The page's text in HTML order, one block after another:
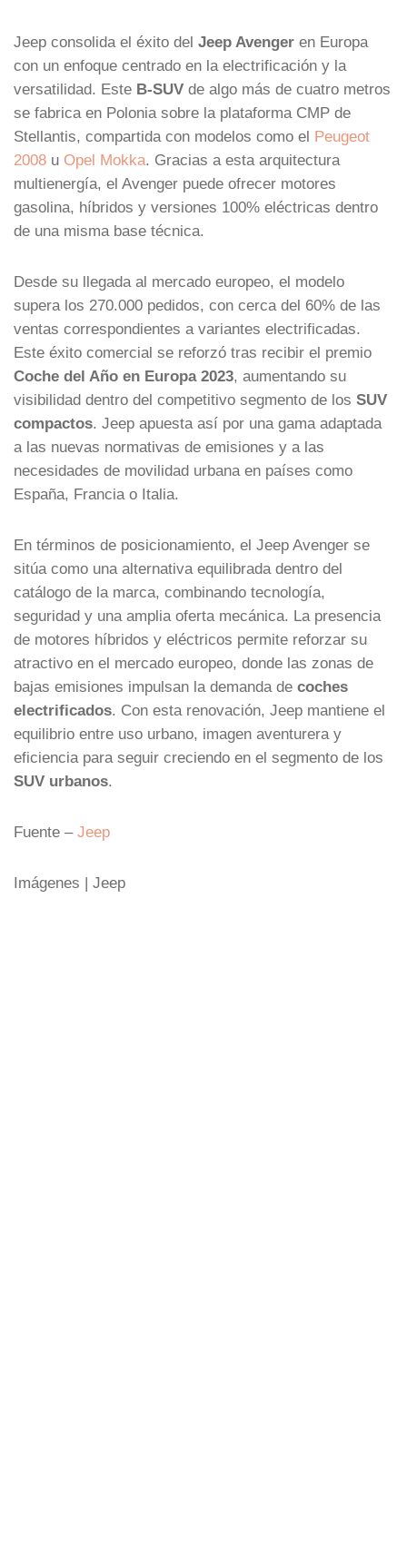
Jeep consolida el éxito del Jeep Avenger en Europa
con un enfoque centrado en la electrificación y la
versatilidad. Este B-SUV de algo más de cuatro metros
se fabrica en Polonia sobre la plataforma CMP de
Stellantis, compartida con modelos como el Peugeot
2008 u Opel Mokka. Gracias a esta arquitectura
multienergía, el Avenger puede ofrecer motores
gasolina, híbridos y versiones 100% eléctricas dentro
de una misma base técnica.
Desde su llegada al mercado europeo, el modelo
supera los 270.000 pedidos, con cerca del 60% de las
ventas correspondientes a variantes electrificadas.
Este éxito comercial se reforzó tras recibir el premio
Coche del Año en Europa 2023, aumentando su
visibilidad dentro del competitivo segmento de los SUV
compactos. Jeep apuesta así por una gama adaptada
a las nuevas normativas de emisiones y a las
necesidades de movilidad urbana en países como
España, Francia o Italia.
En términos de posicionamiento, el Jeep Avenger se
sitúa como una alternativa equilibrada dentro del
catálogo de la marca, combinando tecnología,
seguridad y una amplia oferta mecánica. La presencia
de motores híbridos y eléctricos permite reforzar su
atractivo en el mercado europeo, donde las zonas de
bajas emisiones impulsan la demanda de coches
electrificados. Con esta renovación, Jeep mantiene el
equilibrio entre uso urbano, imagen aventurera y
eficiencia para seguir creciendo en el segmento de los
SUV urbanos.
Fuente – Jeep
Imágenes | Jeep